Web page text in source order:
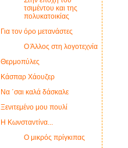
τσιμέντου και της
πολυκατοικίας
Για τον όρο μετανάστες
Ο Άλλος στη λογοτεχνία
Θερμοπύλες
Κάσπαρ Χάουζερ
Να ΄σαι καλά δάσκαλε
Ξενιτεμένο μου πουλί
Η Κωνσταντίνα...
Ο μικρός πρίγκιπας